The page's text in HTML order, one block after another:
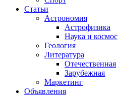
Статьи
Астрономия
Астрофизика
Наука и космос
Геология
Литература
Отечественная
Зарубежная
Маркетинг
Объявления